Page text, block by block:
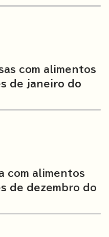
com alimentos
de janeiro do
com alimentos
de dezembro do